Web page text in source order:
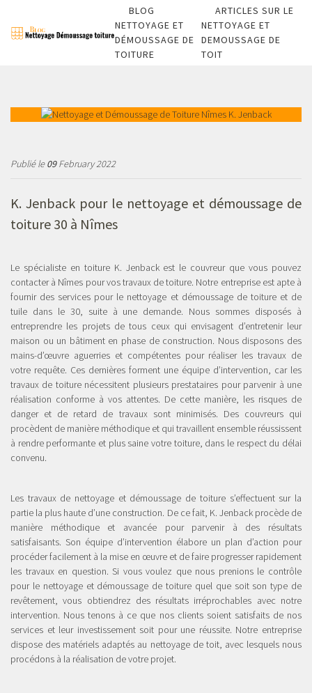
BLOG
NETTOYAGE ET
DÉMOUSSAGE DE
TOITURE
ARTICLES SUR LE
NETTOYAGE ET
DEMOUSSAGE DE
TOIT
Publié le09February 2022
K. Jenback pour le nettoyage et démoussage de
toiture 30 à Nîmes
Le spécialiste en toiture K. Jenback est le couvreur que vous pouvez
contacter à Nîmes pour vos travaux de toiture. Notre entreprise est apte à
fournir des services pour le nettoyage et démoussage de toiture et de
tuile dans le 30, suite à une demande. Nous sommes disposés à
entreprendre les projets de tous ceux qui envisagent d’entretenir leur
maison ou un bâtiment en phase de construction. Nous disposons des
mains-d’œuvre aguerries et compétentes pour réaliser les travaux de
votre requête. Ces dernières forment une équipe d’intervention, car les
travaux de toiture nécessitent plusieurs prestataires pour parvenir à une
réalisation conforme à vos attentes. De cette manière, les risques de
danger et de retard de travaux sont minimisés. Des couvreurs qui
procèdent de manière méthodique et qui travaillent ensemble réussissent
à rendre performante et plus saine votre toiture, dans le respect du délai
convenu.
Les travaux de nettoyage et démoussage de toiture s’effectuent sur la
partie la plus haute d’une construction. De ce fait, K. Jenback procède de
manière méthodique et avancée pour parvenir à des résultats
satisfaisants. Son équipe d’intervention élabore un plan d’action pour
procéder facilement à la mise en œuvre et de faire progresser rapidement
les travaux en question. Si vous voulez que nous prenions le contrôle
pour le nettoyage et démoussage de toiture quel que soit son type de
revêtement, vous obtiendrez des résultats irréprochables avec notre
intervention. Nous tenons à ce que nos clients soient satisfaits de nos
services et leur investissement soit pour une réussite. Notre entreprise
dispose des matériels adaptés au nettoyage de toit, avec lesquels nous
procédons à la réalisation de votre projet.